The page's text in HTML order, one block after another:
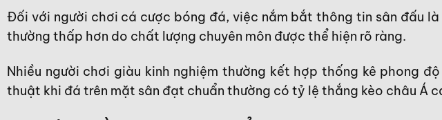
Đối với người chơi cá cược bóng đá, việc nắm bắt thông tin sân đấu
thường thấp hơn do chất lượng chuyên môn được thể hiện rõ ràng.
Nhiều người chơi giàu kinh nghiệm thường kết hợp thống kê phong
thuật khi đá trên mặt sân đạt chuẩn thường có tỷ lệ thắng kèo châu Á